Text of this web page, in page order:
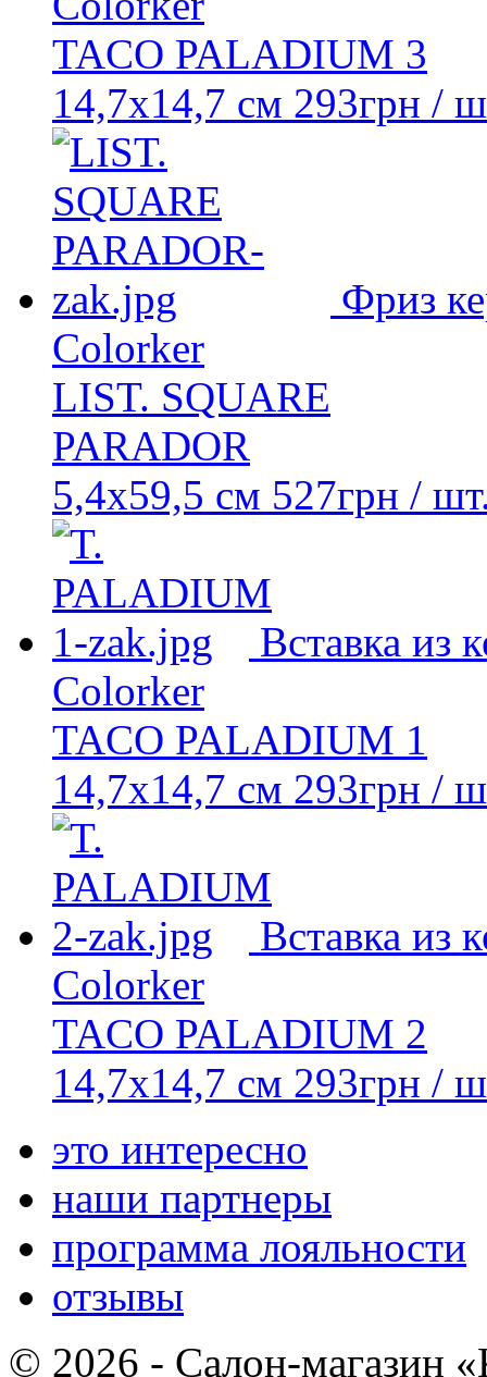
TACO PALADIUM 3
14,7x14,7 см 293грн /
Фриз
Colorker
LIST. SQUARE
PARADOR
5,4x59,5 см 527грн /
Вставка из
Colorker
TACO PALADIUM 1
14,7x14,7 см 293грн /
Вставка из
Colorker
TACO PALADIUM 2
14,7x14,7 см 293грн /
это интересно
наши партнеры
программа лояльности
отзывы
© 2026 - Салон-магазин